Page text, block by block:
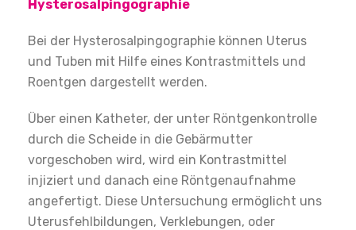
Hysterosalpingographie
Bei der Hysterosalpingographie können Uterus
und Tuben mit Hilfe eines Kontrastmittels und
Roentgen dargestellt werden.
Über einen Katheter, der unter Röntgenkontrolle
durch die Scheide in die Gebärmutter
vorgeschoben wird, wird ein Kontrastmittel
injiziert und danach eine Röntgenaufnahme
angefertigt. Diese Untersuchung ermöglicht uns
Uterusfehlbildungen, Verklebungen, oder